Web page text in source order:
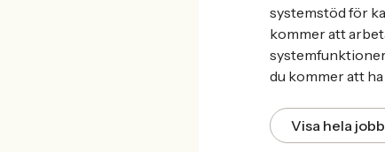
systemstöd för
kommer att
du kommer att
Visa hela